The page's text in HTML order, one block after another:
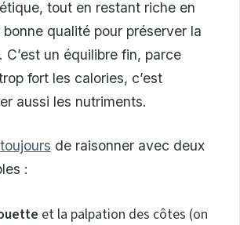
tout en restant riche en
qualité pour préserver la
C’est un équilibre fin, parce
fort les calories, c’est
aussi les nutriments.
toujours de raisonner avec deux
:
et la palpation des côtes (on